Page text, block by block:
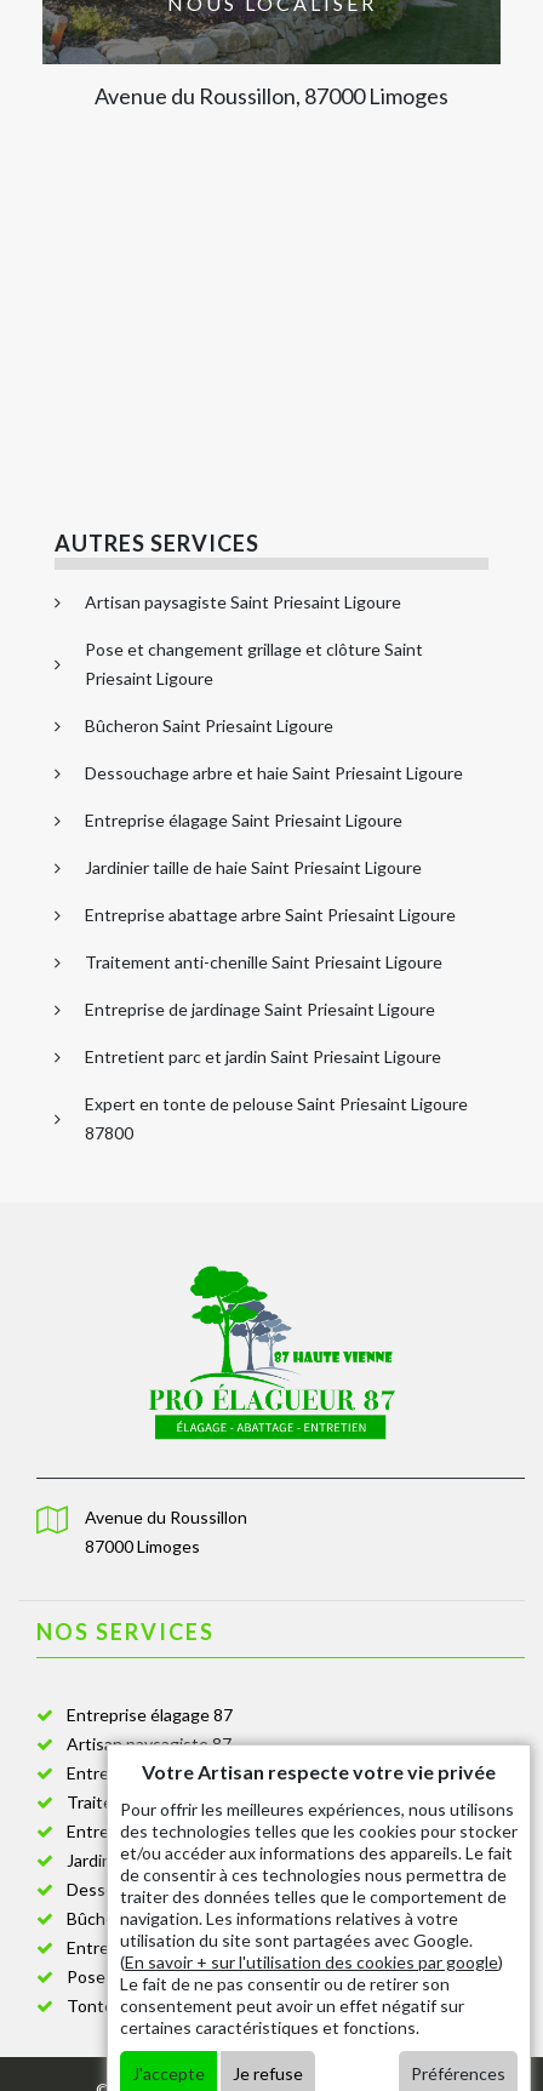
Avenue du Roussillon, 87000 Limoges
AUTRES SERVICES
Artisan paysagiste Saint Priesaint Ligoure
Pose et changement grillage et clôture Saint
Priesaint Ligoure
Bûcheron Saint Priesaint Ligoure
Dessouchage arbre et haie Saint Priesaint Ligoure
Entreprise élagage Saint Priesaint Ligoure
Jardinier taille de haie Saint Priesaint Ligoure
Entreprise abattage arbre Saint Priesaint Ligoure
Traitement anti-chenille Saint Priesaint Ligoure
Entreprise de jardinage Saint Priesaint Ligoure
Entretient parc et jardin Saint Priesaint Ligoure
Expert en tonte de pelouse Saint Priesaint Ligoure
87800
Avenue du Roussillon
87000 Limoges
NOS SERVICES
Entreprise élagage 87
Artisan paysagiste 87
Entreprise de jardinage 87
Traitement anti-chenille 87
Entreprise abattage arbre 87
Jardinier taille de haie 87
Dessouchage arbre et haie 87
Bûcheron 87
Entretien espace vert cimetière 87
Pose et changement grillage et clôture 87
Tonte de pelouse 87
Votre Artisan respecte votre vie privée
Pour offrir les meilleures expériences, nous utilisons
des technologies telles que les cookies pour stocker
et/ou accéder aux informations des appareils. Le fait
de consentir à ces technologies nous permettra de
traiter des données telles que le comportement de
navigation. Les informations relatives à votre
utilisation du site sont partagées avec Google.
(En savoir + sur l'utilisation des cookies par google)
Le fait de ne pas consentir ou de retirer son
consentement peut avoir un effet négatif sur
certaines caractéristiques et fonctions.
J'accepte Je refuse Préférences